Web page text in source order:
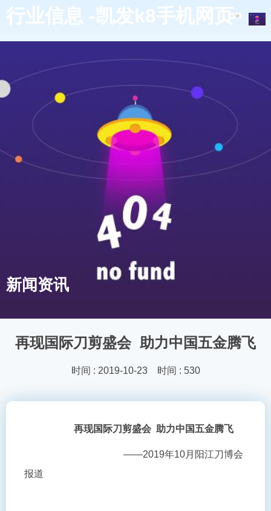
行业信息 -凯发k8手机网页
新闻资讯
再现国际刀剪盛会 助力中国五金腾飞
时间 : 2019-10-23 时间 : 530
再现国际刀剪盛会 助力中国五金腾飞
——2019年10月阳江刀博会
报道